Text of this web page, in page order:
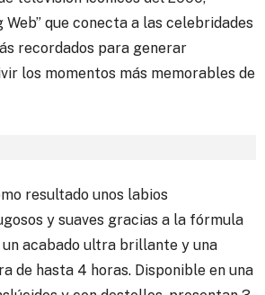
Web” que conecta a las celebridades
recordados para generar
los momentos más memorables de
resultado unos labios
y suaves gracias a la fórmula
acabado ultra brillante y una
de hasta 4 horas. Disponible en una